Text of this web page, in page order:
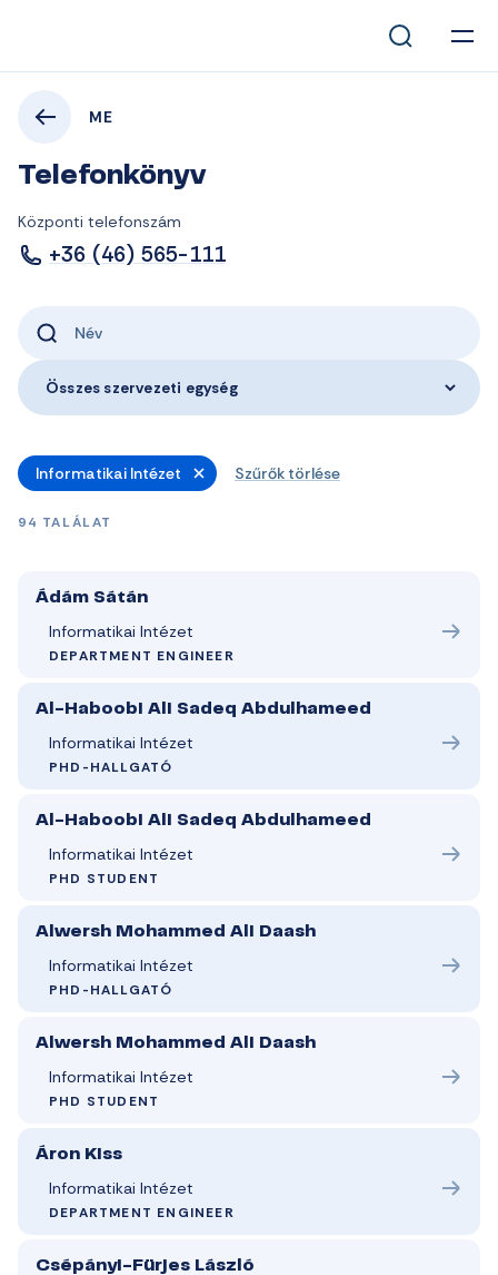
ME
Telefonkönyv
Központi telefonszám
+36 (46) 565-111
Összes szervezeti egység
Informatikai Intézet Szűrők törlése
94 TALÁLAT
Ádám Sátán
Informatikai Intézet
DEPARTMENT ENGINEER
Al-Haboobi Ali Sadeq Abdulhameed
Informatikai Intézet
PHD-HALLGATÓ
Al-Haboobi Ali Sadeq Abdulhameed
Informatikai Intézet
PHD STUDENT
Alwersh Mohammed Ali Daash
Informatikai Intézet
PHD-HALLGATÓ
Alwersh Mohammed Ali Daash
Informatikai Intézet
PHD STUDENT
Áron Kiss
Informatikai Intézet
DEPARTMENT ENGINEER
Csépányi-Fürjes László